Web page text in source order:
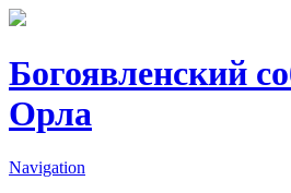
Перейти к основному содержанию
Богоявленский
Орла
Navigation